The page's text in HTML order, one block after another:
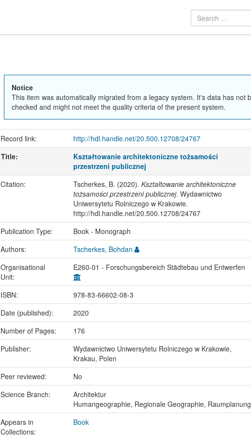
Notice
This item was automatically migrated from a legacy system. It's data has not
checked and might not meet the quality criteria of the present system.
Record link: http://hdl.handle.net/20.500.12708/24767
Title:
Kształtowanie architektoniczne tożsamości
przestrzeni publicznej
Citation: Tscherkes, B. (2020). Kształtowanie architektoniczne
tożsamości przestrzeni publicznej. Wydawnictwo
Uniwersytetu Rolniczego w Krakowie.
http://hdl.handle.net/20.500.12708/24767
Publication Type: Book - Monograph
Authors:
Tscherkes, Bohdan
Organisational
Unit:
E260-01 - Forschungsbereich Städtebau und Entwerfen
ISBN: 978-83-66602-08-3
Date (published):
2020
Number of Pages:
176
Publisher:
Wydawnictwo Uniwersytetu Rolniczego w Krakowie,
Krakau, Polen
Peer reviewed: No
Science Branch:
Architektur
Humangeographie, Regionale Geographie, Raumplanung
Appears in
Collections:
Book